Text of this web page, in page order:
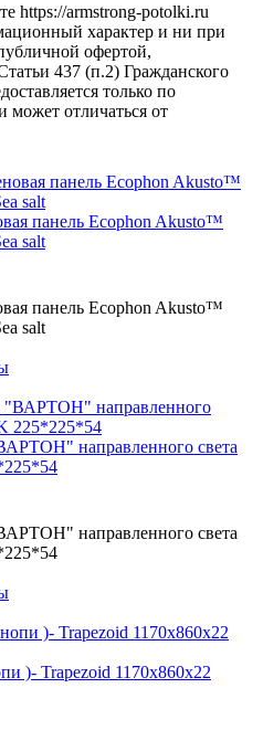
https://armstrong-potolki.ru
характер и ни при
офертой,
437 (п.2) Гражданского
только по
может отличаться от
панель Ecophon Akusto™
salt
панель Ecophon Akusto™
salt
направленного света
направленного света
)- Trapezoid 1170x860x22